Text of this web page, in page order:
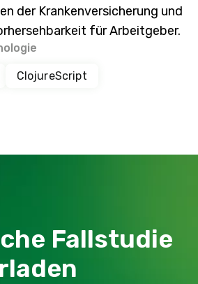
der Krankenversicherung und
für Arbeitgeber.
ClojureScript
Fallstudie